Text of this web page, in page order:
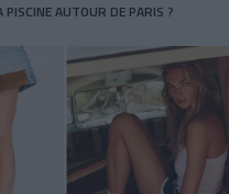
PISCINE AUTOUR DE PARIS ?